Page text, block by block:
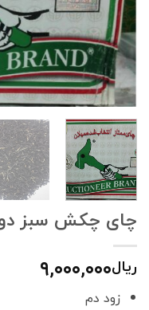
چای چکش سبز دو
ریال۹,۰۰۰,۰۰۰
زود دم